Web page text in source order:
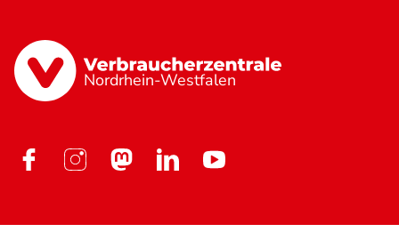
Nordrhein-Westfalen